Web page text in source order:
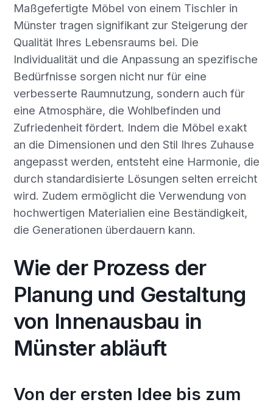
Maßgefertigte Möbel von einem Tischler in
Münster tragen signifikant zur Steigerung der
Qualität Ihres Lebensraums bei. Die
Individualität und die Anpassung an spezifische
Bedürfnisse sorgen nicht nur für eine
verbesserte Raumnutzung, sondern auch für
eine Atmosphäre, die Wohlbefinden und
Zufriedenheit fördert. Indem die Möbel exakt
an die Dimensionen und den Stil Ihres Zuhause
angepasst werden, entsteht eine Harmonie, die
durch standardisierte Lösungen selten erreicht
wird. Zudem ermöglicht die Verwendung von
hochwertigen Materialien eine Beständigkeit,
die Generationen überdauern kann.
Wie der Prozess der
Planung und Gestaltung
von Innenausbau in
Münster abläuft
Von der ersten Idee bis zum